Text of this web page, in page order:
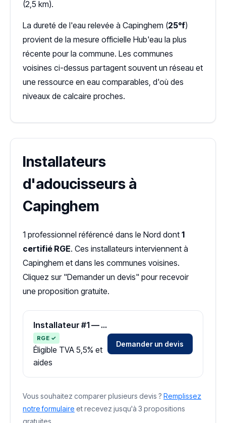
(2,5 km).
La dureté de l'eau relevée à Capinghem (25°f)
provient de la mesure officielle Hub'eau la plus
récente pour la commune. Les communes
voisines ci-dessus partagent souvent un réseau et
une ressource en eau comparables, d'où des
niveaux de calcaire proches.
Installateurs
d'adoucisseurs à
Capinghem
1 professionnel référencé dans le Nord dont 1
certifié RGE. Ces installateurs interviennent à
Capinghem et dans les communes voisines.
Cliquez sur "Demander un devis" pour recevoir
une proposition gratuite.
Installateur #1 — Zone Nord
RGE ✓
Éligible TVA 5,5% et
aides
Demander un devis
Vous souhaitez comparer plusieurs devis ? Remplissez
notre formulaire et recevez jusqu'à 3 propositions
gratuites.